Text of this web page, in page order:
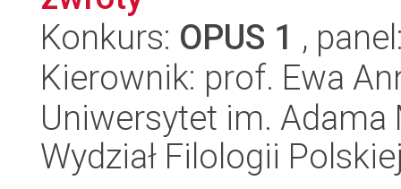
Konkurs: OPUS 1 ,
Kierownik: prof. Ewa
Uniwersytet im.
Wydział Filologii